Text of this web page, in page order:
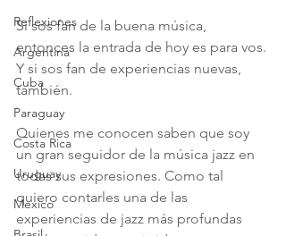
Reflexiones
Argentina
Cuba
Paraguay
Costa Rica
Uruguay
Mexico
Si sos fan de la buena música,
entonces la entrada de hoy es para vos.
Y si sos fan de experiencias nuevas,
también.
Quienes me conocen saben que soy
un gran seguidor de la música jazz en
todas sus expresiones. Como tal
quiero contarles una de las
experiencias de jazz más profundas